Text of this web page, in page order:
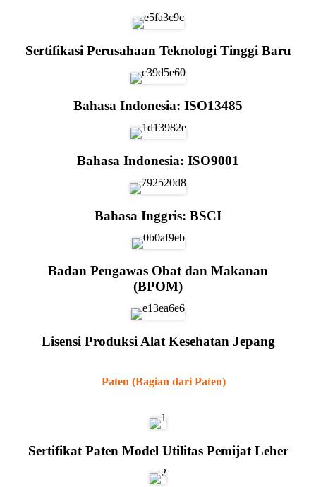
Sertifikasi Perusahaan Teknologi Tinggi Baru
Bahasa Indonesia: ISO13485
Bahasa Indonesia: ISO9001
Bahasa Inggris: BSCI
Badan Pengawas Obat dan Makanan
(BPOM)
Lisensi Produksi Alat Kesehatan Jepang
Paten (Bagian dari Paten)
Sertifikat Paten Model Utilitas Pemijat Leher